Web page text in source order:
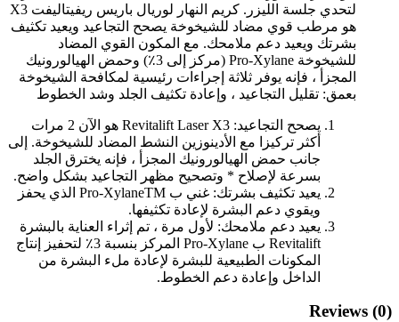
لتحدي جلسة الليزر. كريم النهار لوريال باريس ريفيتاليفت X3
هو مرطب قوي مضاد للشيخوخة يصحح التجاعيد ويعيد تكثيف
بشرتك ويعيد دعم ملامحك. مع المكون القوي المضاد
للشيخوخة Pro-Xylane (مركز إلى 3٪) وحمض الهيالورونيك
المجزأ ، فإنه يوفر ثلاثة إجراءات رئيسية لمكافحة الشيخوخة
بعمق: تقليل التجاعيد ، وإعادة تكثيف الجلد وشد الخطوط
يصحح التجاعيد:
Revitalift Laser X3 هو الآن 2 مرات
أكثر تركيزا مع الأدينوزين النشط المضاد للشيخوخة. إلى
جانب حمض الهيالورونيك المجزأ ، فإنه يخترق الجلد
بسرعة لإصلاح * وتصحيح مظهر التجاعيد بشكل واضح.
يعيد تكثيف بشرتك:
غني ب Pro-XylaneTM الذي يحفز
ويقوي دعم البشرة لإعادة تكثيفها.
يعيد دعم ملامحك: لأول مرة ، تم إثراء العناية بالبشرة
Revitalift ب Pro-Xylane المركز بنسبة 3٪ لتحفيز إنتاج
المكونات الطبيعية للبشرة لإعادة ملء البشرة من
الداخل وإعادة دعم الخطوط.
Reviews (0)